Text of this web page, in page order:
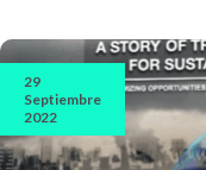
29
Septiembre
2022